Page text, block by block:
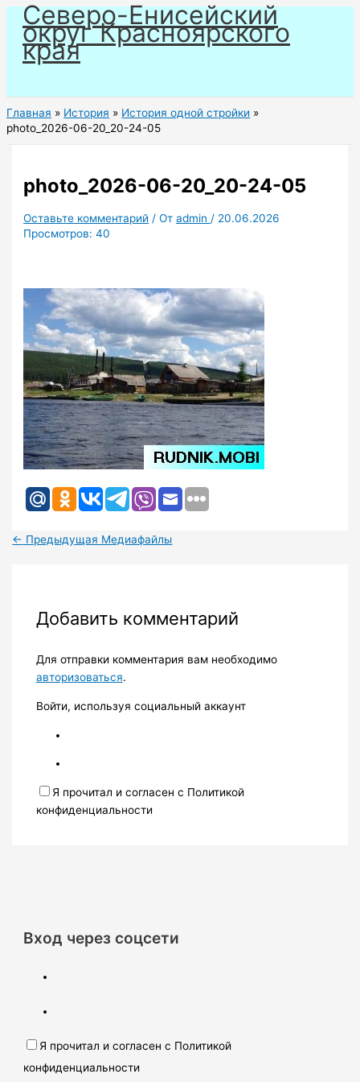
Перейти
содержимому
Северо-Енисейский
округ Красноярского
края
Главная История
История одной стройки
photo_2026-06-20_20-24-05
photo_2026-06-20_20-24-05
Оставьте комментарий / Отadmin / 20.06.2026
Просмотров: 40
← Предыдущая Медиафайлы
Добавить комментарий
Для отправки комментария вам необходимо
авторизоваться.
Войти, используя социальный аккаунт
Я прочитал и согласен с Политикой
конфиденциальности
Вход через соцсети
Я прочитал и согласен с Политикой
конфиденциальности